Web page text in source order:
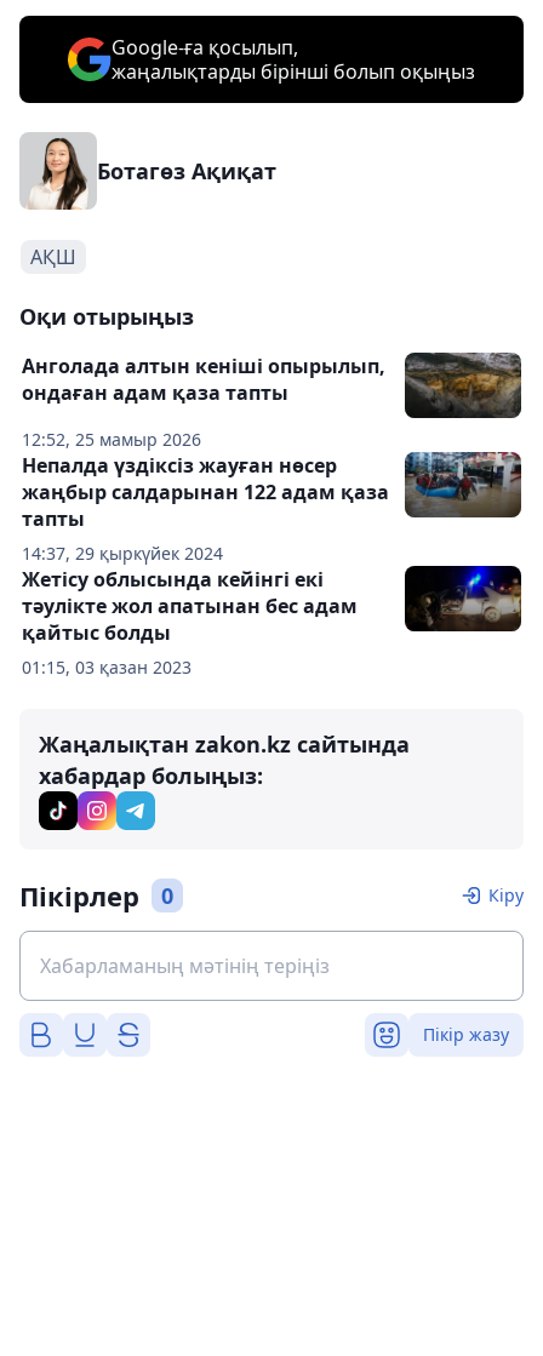
Google-ға қосылып,
жаңалықтарды бірінші болып оқыңыз
Ботагөз Ақиқат
АҚШ
Оқи отырыңыз
12:52, 25 мамыр 2026
Анголада алтын кеніші опырылып,
ондаған адам қаза тапты
14:37, 29 қыркүйек 2024
Непалда үздіксіз жауған нөсер
жаңбыр салдарынан 122 адам қаза
тапты
01:15, 03 қазан 2023
Жетісу облысында кейінгі екі
тәулікте жол апатынан бес адам
қайтыс болды
Жаңалықтан zakon.kz сайтында
хабардар болыңыз:
Пікірлер 0 Кіру
Пікір жазу